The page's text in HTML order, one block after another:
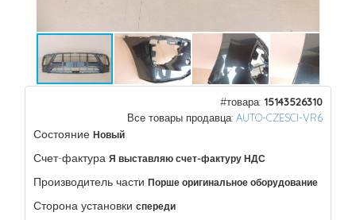
#товара: 15143526310
Все товары продавца: AUTO-CZESCI-VR6
Состояние Новый
Счет-фактура Я выставляю счет-фактуру НДС
Производитель части Порше оригинальное оборудование
Сторона установки спереди